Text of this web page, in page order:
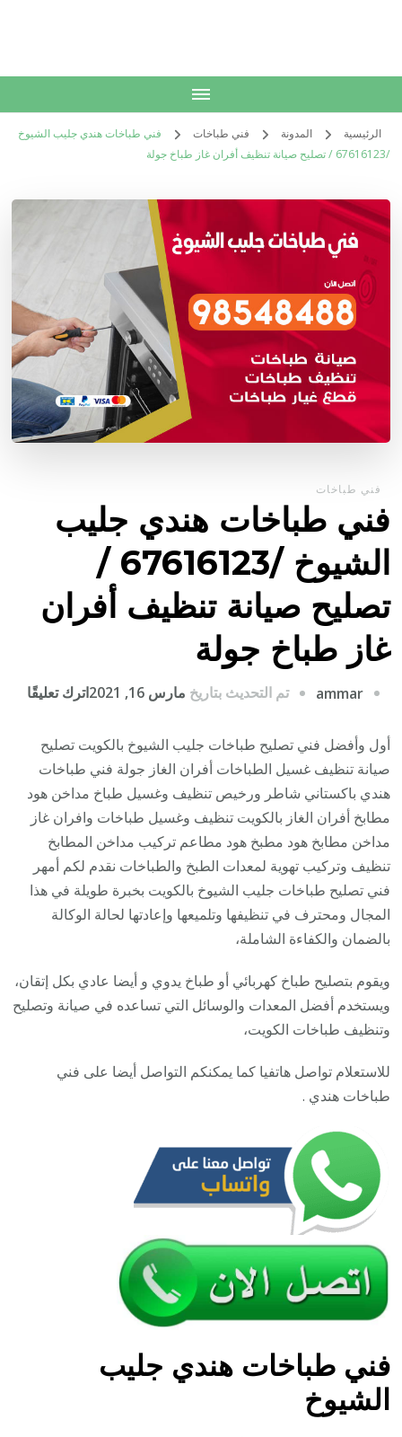
الرئيسية المدونة فني طباخات
فني طباخات هندي جليب الشيوخ
/67616123 / تصليح صيانة تنظيف أفران غاز طباخ جولة
فني طباخات
فني طباخات هندي جليب
الشيوخ /67616123 /
تصليح صيانة تنظيف أفران
غاز طباخ جولة
ammar تم التحديث بتاريخ مارس 16, 2021 اترك تعليقًا
غاز
أول وأفضل فني تصليح طباخات جليب الشيوخ بالكويت تصليح
صيانة تنظيف غسيل الطباخات أفران الغاز جولة فني طباخات
هندي باكستاني شاطر ورخيص تنظيف وغسيل طباخ مداخن هود
مطابخ أفران الغاز بالكويت تنظيف وغسيل طباخات وافران غاز
مداخن مطابخ هود مطبخ هود مطاعم تركيب مداخن المطابخ
تنظيف وتركيب تهوية لمعدات الطبخ والطباخات نقدم لكم أمهر
فني تصليح طباخات جليب الشيوخ بالكويت بخبرة طويلة في هذا
المجال ومحترف في تنظيفها وتلميعها وإعادتها لحالة الوكالة
بالضمان والكفاءة الشاملة،
ويقوم بتصليح طباخ كهربائي أو طباخ يدوي و أيضا عادي بكل إتقان،
ويستخدم أفضل المعدات والوسائل التي تساعده في صيانة وتصليح
وتنظيف طباخات الكويت،
للاستعلام تواصل هاتفيا كما يمكنكم التواصل أيضا على فني
طباخات هندي .
فني طباخات هندي جليب
الشيوخ